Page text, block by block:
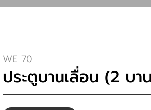
WE 70
ประตูบานเลื่อน (2 บา